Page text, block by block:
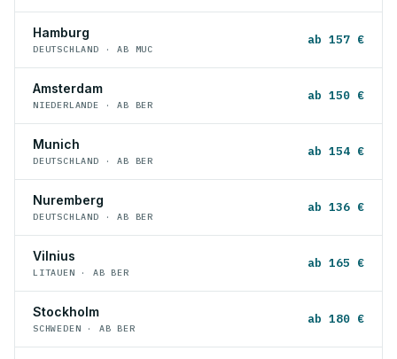
Hamburg
DEUTSCHLAND · AB MUC
ab 157 €
Amsterdam
NIEDERLANDE · AB BER
ab 150 €
Munich
DEUTSCHLAND · AB BER
ab 154 €
Nuremberg
DEUTSCHLAND · AB BER
ab 136 €
Vilnius
LITAUEN · AB BER
ab 165 €
Stockholm
SCHWEDEN · AB BER
ab 180 €